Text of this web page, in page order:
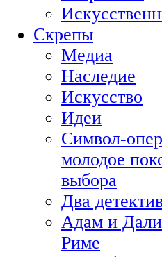
Скрепы
Медиа
Наследие
Искусство
Идеи
Символ-
молодое
выбора
Два
Адам и Дали
Риме